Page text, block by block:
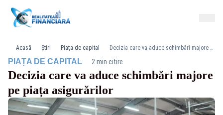
Acasă Știri Piața de capital Decizia care va aduce schimbări majore pe piața asigurărilor
PIAȚA DE CAPITAL· 2 min citire
Decizia care va aduce schimbări majore
pe piața asigurărilor